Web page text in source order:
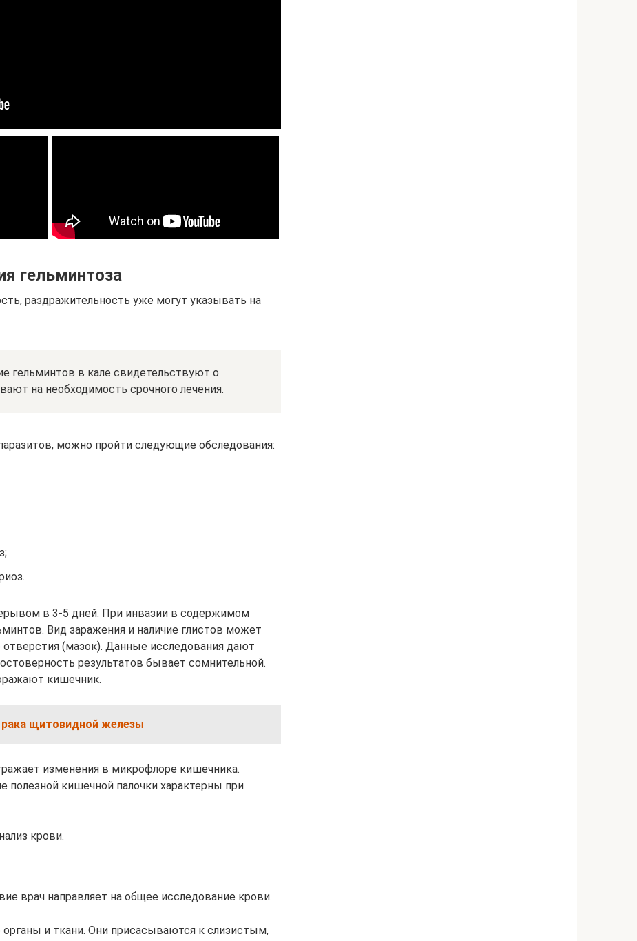
гельминтоза
раздражительность уже могут указывать на
гельминтов в кале свидетельствуют о
на необходимость срочного лечения.
можно пройти следующие обследования:
в 3-5 дней. При инвазии в содержимом
Вид заражения и наличие глистов может
отверстия (мазок). Данные исследования дают
результатов бывает сомнительной.
кишечник.
щитовидной железы
изменения в микрофлоре кишечника.
полезной кишечной палочки характерны при
крови.
врач направляет на общее исследование крови.
и ткани. Они присасываются к слизистым,